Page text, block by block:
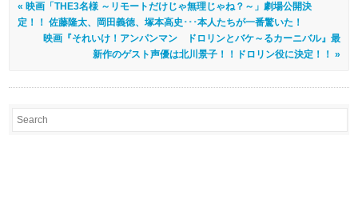
« 映画「THE3名様 ～リモートだけじゃ無理じゃね？～」劇場公開決
定！！ 佐藤隆太、岡田義徳、塚本高史･･･本人たちが一番驚いた！
映画『それいけ！アンパンマン ドロリンとバケ～るカーニバル』最
新作のゲスト声優は北川景子！！ドロリン役に決定！！ »